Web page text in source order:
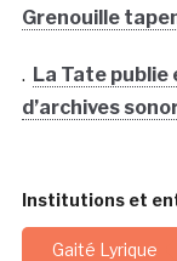
Grenouille
. La Tate
d’archives
Institutions et
Gaité Lyrique